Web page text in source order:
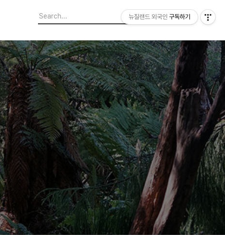
뉴질랜드 외국인 구독하기